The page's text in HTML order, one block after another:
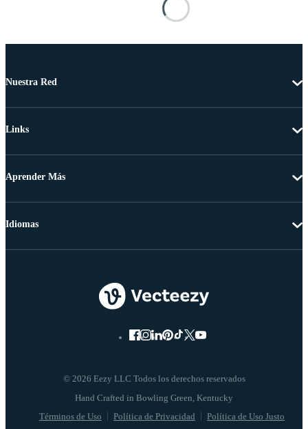
Nuestra Red
Links
Aprender Más
© 2026 Eezy LLC Todos los derechos reservados
Términos de Uso Política de Privacidad Política de Uso Justo
Idiomas